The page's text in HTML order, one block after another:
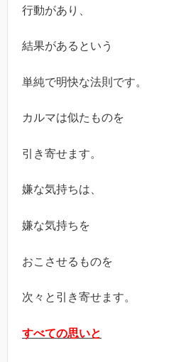
行動があり、
結果があるという
単純で明快な法則です。
カルマは似たものを
引き寄せます。
嫌な気持ちは、
嫌な気持ちを
おこさせるものを
次々と引き寄せます。
すべての思いと